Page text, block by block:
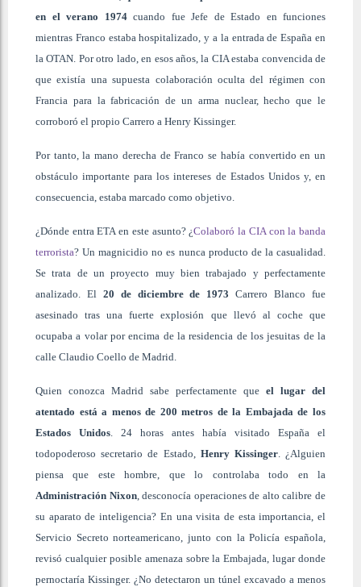
en el verano 1974cuando fue Jefe de Estado en funciones
mientras Franco estaba hospitalizado, y a la entrada de España en
la OTAN. Por otro lado, en esos años, la CIA estaba convencida de
que existía una supuesta colaboración oculta del régimen con
Francia para la fabricación de un arma nuclear, hecho que le
corroboró el propio Carrero a Henry Kissinger.
Por tanto, la mano derecha de Franco se había convertido en un
obstáculo importante para los intereses de Estados Unidos y, en
consecuencia, estaba marcado como objetivo.
¿Dónde entra ETA en este asunto? ¿Colaboró la CIA con la banda
terrorista? Un magnicidio no es nunca producto de la casualidad.
Se trata de un proyecto muy bien trabajado y perfectamente
analizado. El 20 de diciembre de 1973 Carrero Blanco fue
asesinado tras una fuerte explosión que llevó al coche que
ocupaba a volar por encima de la residencia de los jesuitas de la
calle Claudio Coello de Madrid.
Quien conozca Madrid sabe perfectamente que el lugar del
atentado está a menos de 200 metros de la Embajada de los
Estados Unidos. 24 horas antes había visitado España el
todopoderoso secretario de Estado, Henry Kissinger. ¿Alguien
piensa que este hombre, que lo controlaba todo en la
Administración Nixon, desconocía operaciones de alto calibre de
su aparato de inteligencia? En una visita de esta importancia, el
Servicio Secreto norteamericano, junto con la Policía española,
revisó cualquier posible amenaza sobre la Embajada, lugar donde
pernoctaría Kissinger. ¿No detectaron un túnel excavado a menos